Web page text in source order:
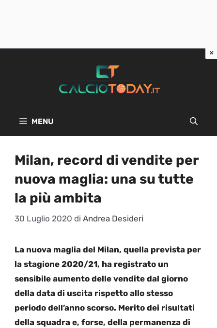
MENU
Milan, record di vendite per
nuova maglia: una su tutte
la più ambita
30 Luglio 2020 di Andrea Desideri
La nuova maglia del Milan, quella prevista per
la stagione 2020/21, ha registrato un
sensibile aumento delle vendite dal giorno
della data di uscita rispetto allo stesso
periodo dell’anno scorso. Merito dei risultati
della squadra e, forse, della permanenza di